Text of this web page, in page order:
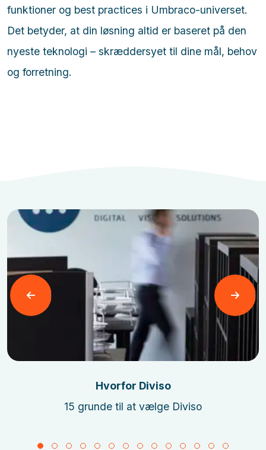
funktioner og best practices i Umbraco-universet.
Det betyder, at din løsning altid er baseret på den
nyeste teknologi – skræddersyet til dine mål, behov
og forretning.
Læs mere
Hvorfor Diviso
15 grunde til at vælge Diviso